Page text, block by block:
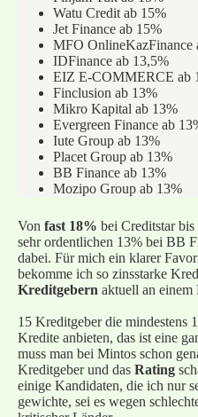
Watu Credit ab 15%
Jet Finance ab 15%
MFO OnlineKazFinance
IDFinance ab 13,5%
EIZ E-COMMERCE ab
Finclusion ab 13%
Mikro Kapital ab 13%
Evergreen Finance ab
Iute Group ab 13%
Placet Group ab 13%
BB Finance ab 13%
Mozipo Group ab 13%
Von fast 18% bei Creditstar
sehr ordentlichen 13% bei BB
dabei. Für mich ein klarer
bekomme ich so zinsstarke
Kreditgebern aktuell an einem
15 Kreditgeber die mindestens
Kredite anbieten, das ist eine
muss man bei Mintos schon
Kreditgeber und das Rating
einige Kandidaten, die ich nur
gewichte, sei es wegen